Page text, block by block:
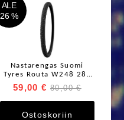
ALE
26 %
Nastarengas Suomi
Tyres Routa W248 28"
42-622/700x42 248
nastaa
59,00 € 80,00 €
Ostoskoriin